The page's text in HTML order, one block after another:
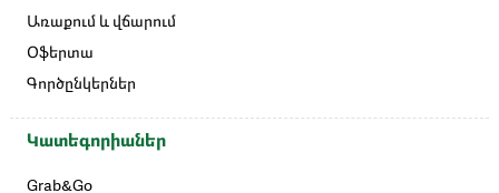
Առաքում և վճարում
Օֆերտա
Գործընկերներ
Կատեգորիաներ
Grab&Go